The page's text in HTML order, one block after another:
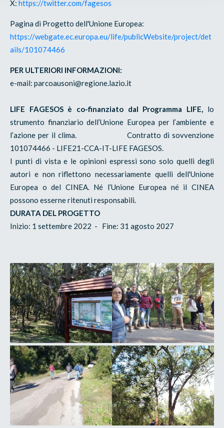
X:https://twitter.com/fagesos
Pagina di Progetto dell'Unione Europea:
https://webgate.ec.europa.eu/life/publicWebsite/project/det
ails/101074466
PER ULTERIORI INFORMAZIONI:
e-mail: parcoausoni@regione.lazio.it
LIFE FAGESOS è co-finanziato dal Programma LIFE,
lo
strumento finanziario dell’Unione Europea per l’ambiente e
l’azione per il clima. Contratto di sovvenzione
101074466 - LIFE21-CCA-IT-LIFE FAGESOS.
I punti di vista e le opinioni espressi sono solo quelli degli
autori e non riflettono necessariamente quelli dell'Unione
Europea o del CINEA. Né l’Unione Europea né il CINEA
possono esserne ritenuti responsabili.
DURATA DEL PROGETTO
Inizio: 1 settembre 2022 - Fine: 31 agosto 2027